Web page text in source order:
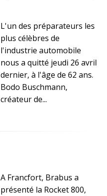
L'un des préparateurs les
plus célèbres de
l'industrie automobile
nous a quitté jeudi 26 avril
dernier, à l'âge de 62 ans.
Bodo Buschmann,
créateur de...
A Francfort, Brabus a
présenté la Rocket 800,